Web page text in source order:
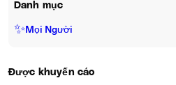
Danh mục
✨Mọi Người
Được khuyến cáo